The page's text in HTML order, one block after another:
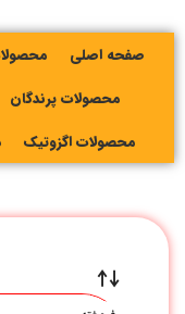
صفحه اصلی
محصولات پرندگان
محصولات اگزوتیک